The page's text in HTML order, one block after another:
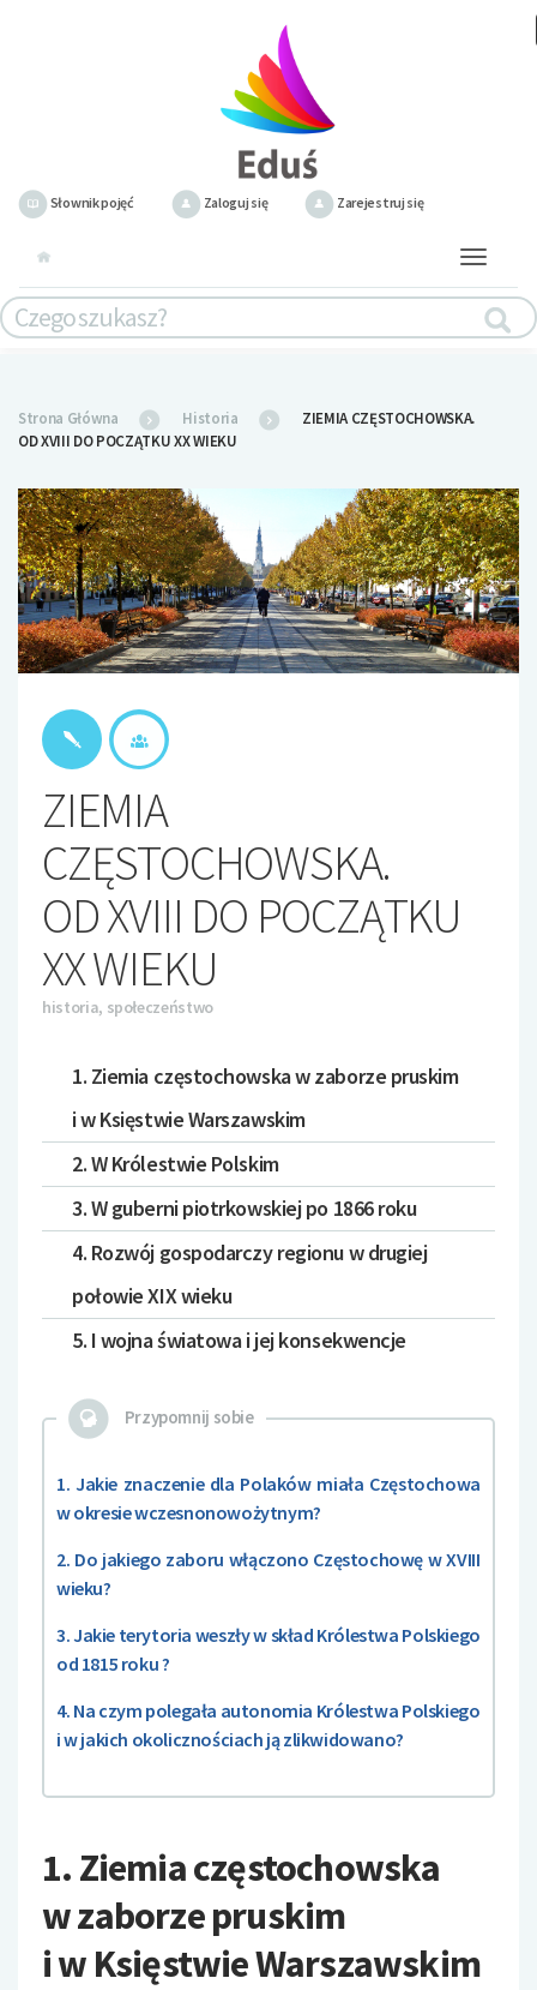
Słownik pojęć Zaloguj się Zarejestruj się
Toggle
navigation
Strona Główna Historia
ZIEMIA CZĘSTOCHOWSKA.
OD XVIII DO POCZĄTKU XX WIEKU
ZIEMIA
CZĘSTOCHOWSKA.
OD XVIII DO POCZĄTKU
XX WIEKU
historia, społeczeństwo
1. Ziemia częstochowska w zaborze pruskim
i w Księstwie Warszawskim
2. W Królestwie Polskim
3. W guberni piotrkowskiej po 1866 roku
4. Rozwój gospodarczy regionu w drugiej
połowie XIX wieku
5. I wojna światowa i jej konsekwencje
Przypomnij sobie
1. Jakie znaczenie dla Polaków miała Częstochowa
w okresie wczesnonowożytnym?
2. Do jakiego zaboru włączono Częstochowę w XVIII
wieku?
3. Jakie terytoria weszły w skład Królestwa Polskiego
od 1815 roku ?
4. Na czym polegała autonomia Królestwa Polskiego
i w jakich okolicznościach ją zlikwidowano?
1. Ziemia częstochowska
w zaborze pruskim
i w Księstwie Warszawskim